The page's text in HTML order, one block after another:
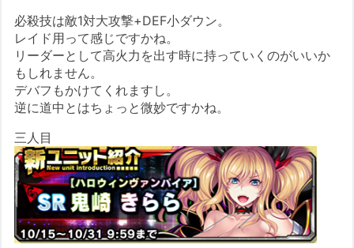
必殺技は敵1対大攻撃+DEF小ダウン。
レイド用って感じですかね。
リーダーとして高火力を出す時に持っていくのがいいか
もしれません。
デバフもかけてくれますし。
逆に道中とはちょっと微妙ですかね。
三人目